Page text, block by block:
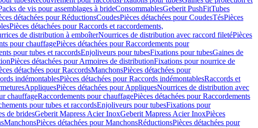
de vis pour assemblages à brideConsommablesGeberit PushFitTubes
détachées pour RéductionsCoudesPièces détachées pour CoudesTésPièces
Pièces détachées pour Raccords et raccordements,
de distribution à emboîterNourrices de distribution avec raccord filetéPièces
pour chauffagePièces détachées pour Raccordements pour
pour tubes et raccordsEnjoliveurs pour tubesFixations pour tubesGaines de
Pièces détachées pour Armoires de distributionFixations pour nourrice de
détachées pour RaccordsManchonsPièces détachées pour
indémontablesPièces détachées pour Raccords indémontablesRaccords et
AppliquesPièces détachées pour AppliquesNourrices de distribution avec
chauffageRaccordements pour chauffagePièces détachées pour Raccordements
pour tubes et raccordsEnjoliveurs pour tubesFixations pour
de bridesGeberit Mapress Acier InoxGeberit Mapress Acier InoxPièces
ManchonsPièces détachées pour ManchonsRéductionsPièces détachées pour